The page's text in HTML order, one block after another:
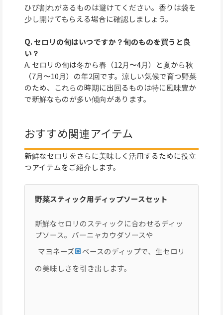
ひび割れがあるものは避けてください。香りは袋を
少し開けてもらえる場合に確認しましょう。
Q. セロリの旬はいつですか？旬のものを買うと良
い？
A. セロリの旬は冬から春（12月〜4月）と夏から秋
（7月〜10月）の年2回です。涼しい気候で育つ野菜
のため、これらの時期に出回るものは特に風味豊か
で新鮮なものが多い傾向があります。
おすすめ関連アイテム
新鮮なセロリをさらに美味しく活用するために役立
つアイテムをご紹介します。
野菜スティック用ディップソースセット
新鮮なセロリのスティックに合わせるディッ
プソース。バーニャカウダソースや
マヨネーズ
ベースのディップで、生セロリ
の美味しさを引き出します。